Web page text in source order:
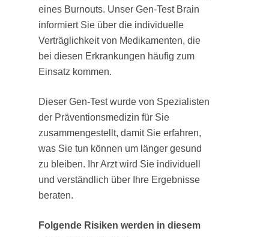
eines Burnouts. Unser Gen-Test Brain
informiert Sie über die individuelle
Verträglichkeit von Medikamenten, die
bei diesen Erkrankungen häufig zum
Einsatz kommen.
Dieser Gen-Test wurde von Spezialisten
der Präventionsmedizin für Sie
zusammengestellt, damit Sie erfahren,
was Sie tun können um länger gesund
zu bleiben. Ihr Arzt wird Sie individuell
und verständlich über Ihre Ergebnisse
beraten.
Folgende Risiken werden in diesem